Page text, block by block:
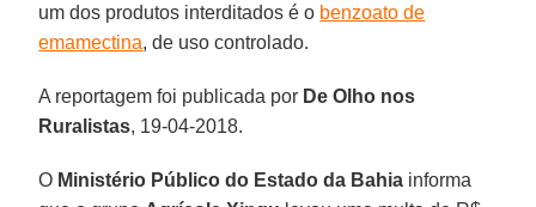
um dos produtos interditados é o benzoato de
emamectina, de uso controlado.
A reportagem foi publicada por De Olho nos
Ruralistas, 19-04-2018.
O Ministério Público do Estado da Bahia informa